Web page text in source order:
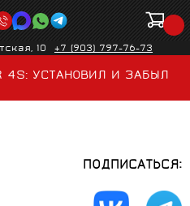
10 +7 (903) 797-76-73
4S: УСТАНОВИЛ И ЗАБЫЛ
ПОДПИСАТЬСЯ: